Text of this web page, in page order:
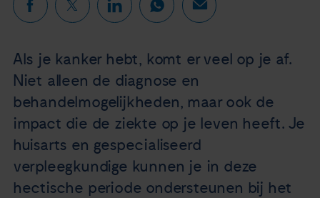
Doneer nu
Nieuws
Agenda
Over ons
Zorgverleners
Als je kanker hebt, komt er veel op je af.
Niet alleen de diagnose en
behandelmogelijkheden, maar ook de
impact die de ziekte op je leven heeft. Je
huisarts en gespecialiseerd
verpleegkundige kunnen je in deze
hectische periode ondersteunen bij het